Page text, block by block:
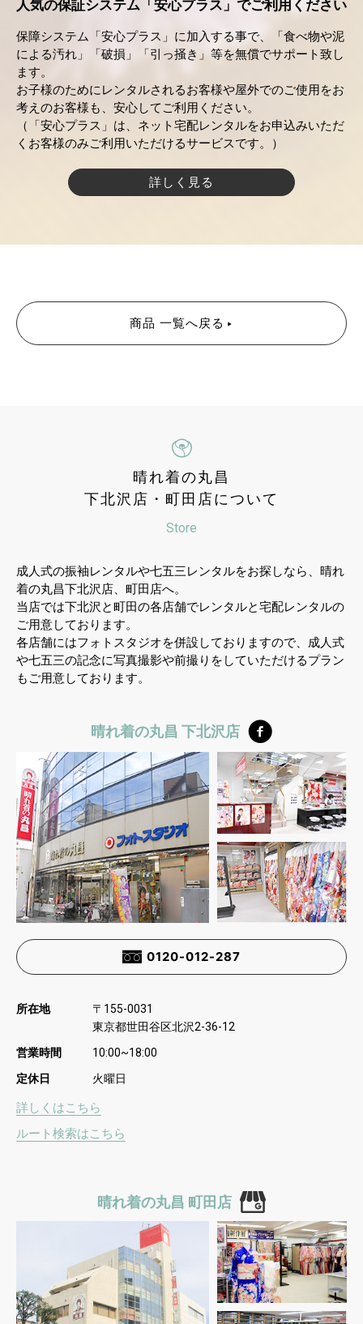
人気の保証システム「安心プラス」でご利用ください
保障システム「安心プラス」に加入する事で、「食べ物や泥
による汚れ」「破損」「引っ掻き」等を無償でサポート致し
ます。
お子様のためにレンタルされるお客様や屋外でのご使用をお
考えのお客様も、安心してご利用ください。
（「安心プラス」は、ネット宅配レンタルをお申込みいただ
くお客様のみご利用いただけるサービスです。）
詳しく見る
商品 一覧へ戻る
晴れ着の丸昌
下北沢店・町田店について
Store
成人式の振袖レンタルや七五三レンタルをお探しなら、晴れ
着の丸昌下北沢店、町田店へ。
当店では下北沢と町田の各店舗でレンタルと宅配レンタルの
ご用意しております。
各店舗にはフォトスタジオを併設しておりますので、成人式
や七五三の記念に写真撮影や前撮りをしていただけるプラン
もご用意しております。
晴れ着の丸昌 下北沢店
0120-012-287
所在地 〒 155-0031
東京都世田谷区北沢2-36-12
営業時間 10:00~18:00
定休日 火曜日
詳しくはこちら
ルート検索はこちら
晴れ着の丸昌 町田店